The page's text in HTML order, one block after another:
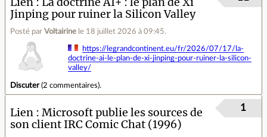
Jinping pour ruiner la Silicon Valley
Posté par Voltairine le 18 juillet 2026 à 09:45.
https://legrandcontinent.eu/fr/2026/07/17/la-
doctrine-ai-le-plan-de-xi-jinping-pour-ruiner-la-silicon-
valley/
Discuter(2 commentaires).
Lien
Microsoft publie les sources de
son client IRC Comic Chat (1996)
1